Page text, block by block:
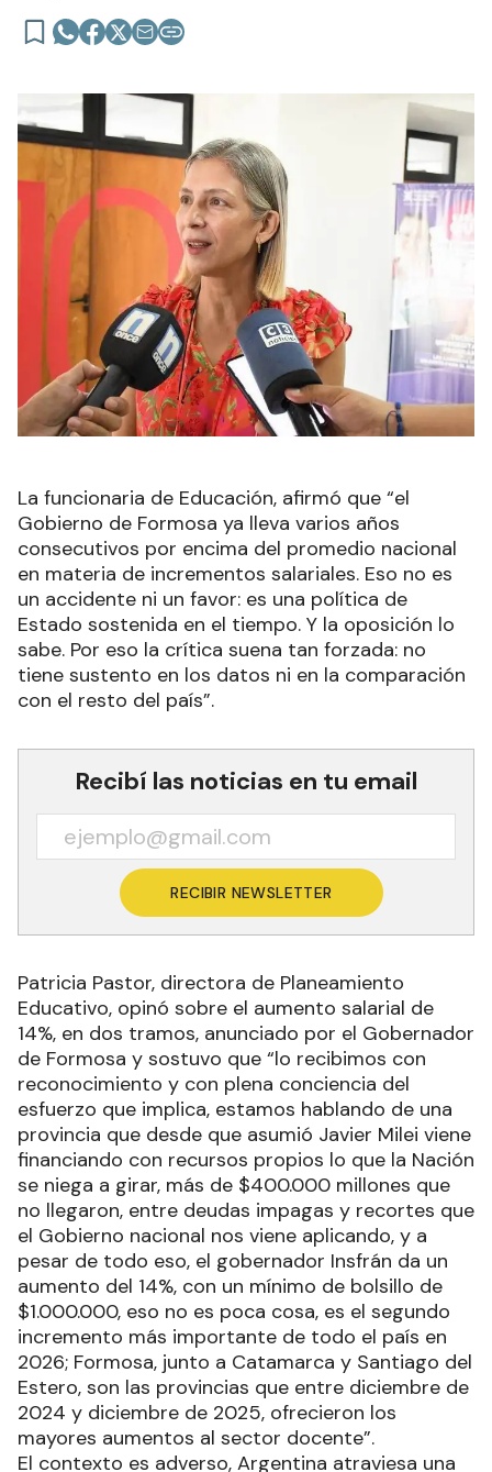
La funcionaria de Educación, afirmó que “el
Gobierno de Formosa ya lleva varios años
consecutivos por encima del promedio nacional
en materia de incrementos salariales. Eso no es
un accidente ni un favor: es una política de
Estado sostenida en el tiempo. Y la oposición lo
sabe. Por eso la crítica suena tan forzada: no
tiene sustento en los datos ni en la comparación
con el resto del país”.
Recibí las noticias en tu email
RECIBIR NEWSLETTER
Patricia Pastor, directora de Planeamiento
Educativo, opinó sobre el aumento salarial de
14%, en dos tramos, anunciado por el Gobernador
de Formosa y sostuvo que “lo recibimos con
reconocimiento y con plena conciencia del
esfuerzo que implica, estamos hablando de una
provincia que desde que asumió Javier Milei viene
financiando con recursos propios lo que la Nación
se niega a girar, más de $400.000 millones que
no llegaron, entre deudas impagas y recortes que
el Gobierno nacional nos viene aplicando, y a
pesar de todo eso, el gobernador Insfrán da un
aumento del 14%, con un mínimo de bolsillo de
$1.000.000, eso no es poca cosa, es el segundo
incremento más importante de todo el país en
2026; Formosa, junto a Catamarca y Santiago del
Estero, son las provincias que entre diciembre de
2024 y diciembre de 2025, ofrecieron los
mayores aumentos al sector docente”.
El contexto es adverso, Argentina atraviesa una